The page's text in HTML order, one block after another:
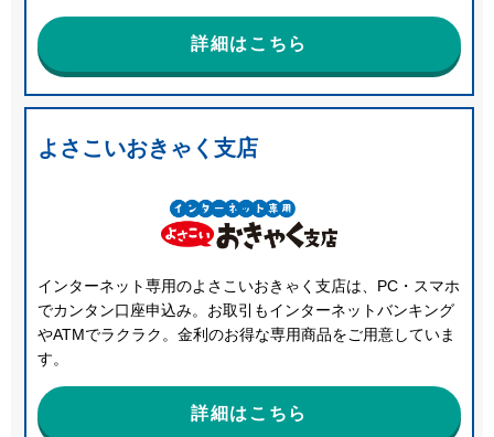
詳細はこちら
よさこいおきゃく支店
インターネット専用のよさこいおきゃく支店は、PC・スマホ
でカンタン口座申込み。お取引もインターネットバンキング
やATMでラクラク。金利のお得な専用商品をご用意していま
す。
詳細はこちら